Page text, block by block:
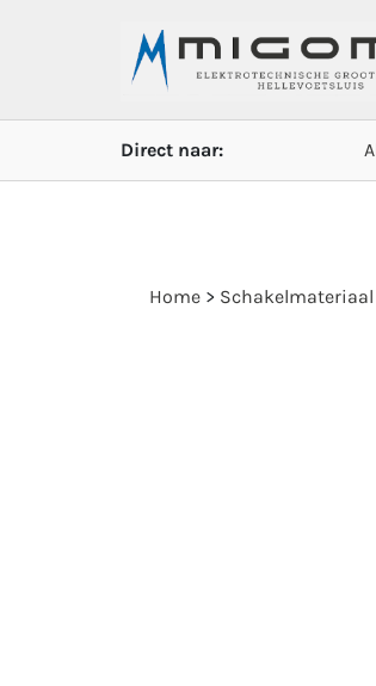
Direct naar:
Home > Schakelmateriaal